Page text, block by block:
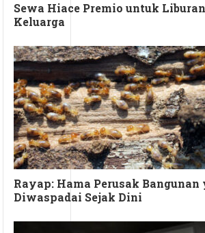
Sewa Hiace Premio untuk
Keluarga
Rayap: Hama Perusak Bangunan
Diwaspadai Sejak Dini